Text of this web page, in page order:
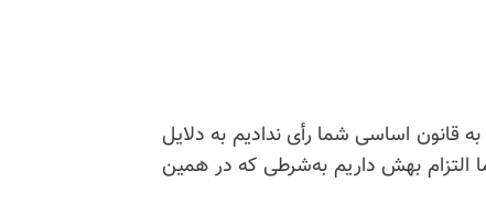
قانون اساسی شما رأی ندادیم به دلایل
التزام بهش داریم به‌شرطی که در همین